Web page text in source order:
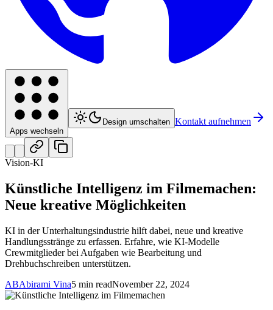
Apps wechseln
Design umschalten Kontakt aufnehmen
Vision-KI
Künstliche Intelligenz im Filmemachen:
Neue kreative Möglichkeiten
KI in der Unterhaltungsindustrie hilft dabei, neue und kreative
Handlungsstränge zu erfassen. Erfahre, wie KI-Modelle
Crewmitglieder bei Aufgaben wie Bearbeitung und
Drehbuchschreiben unterstützen.
ABAbirami Vina5 min readNovember 22, 2024